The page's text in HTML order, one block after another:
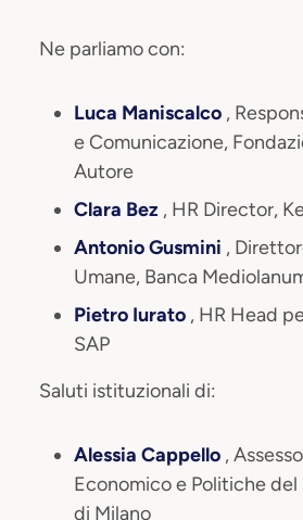
Ne parliamo con:
Luca Maniscalco ,
e Comunicazione,
Autore
Clara Bez , HR Director,
Antonio Gusmini ,
Umane, Banca
Pietro Iurato , HR Head
SAP
Saluti istituzionali di:
Alessia Cappello ,
Economico e Politiche del
di Milano